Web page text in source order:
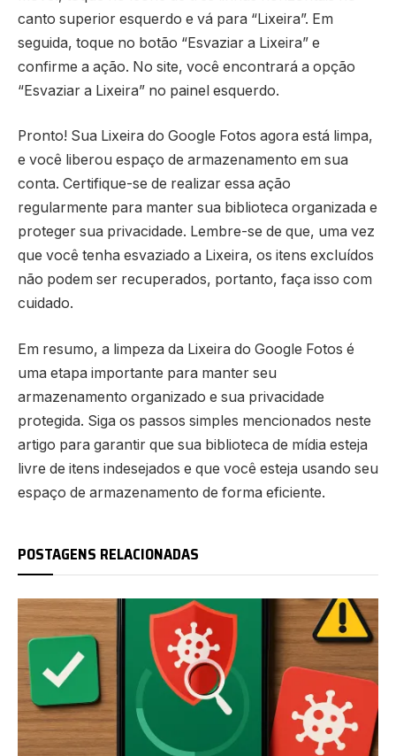
canto superior esquerdo e vá para “Lixeira”. Em
seguida, toque no botão “Esvaziar a Lixeira” e
confirme a ação. No site, você encontrará a opção
“Esvaziar a Lixeira” no painel esquerdo.
Pronto! Sua Lixeira do Google Fotos agora está limpa,
e você liberou espaço de armazenamento em sua
conta. Certifique-se de realizar essa ação
regularmente para manter sua biblioteca organizada e
proteger sua privacidade. Lembre-se de que, uma vez
que você tenha esvaziado a Lixeira, os itens excluídos
não podem ser recuperados, portanto, faça isso com
cuidado.
Em resumo, a limpeza da Lixeira do Google Fotos é
uma etapa importante para manter seu
armazenamento organizado e sua privacidade
protegida. Siga os passos simples mencionados neste
artigo para garantir que sua biblioteca de mídia esteja
livre de itens indesejados e que você esteja usando seu
espaço de armazenamento de forma eficiente.
POSTAGENS RELACIONADAS